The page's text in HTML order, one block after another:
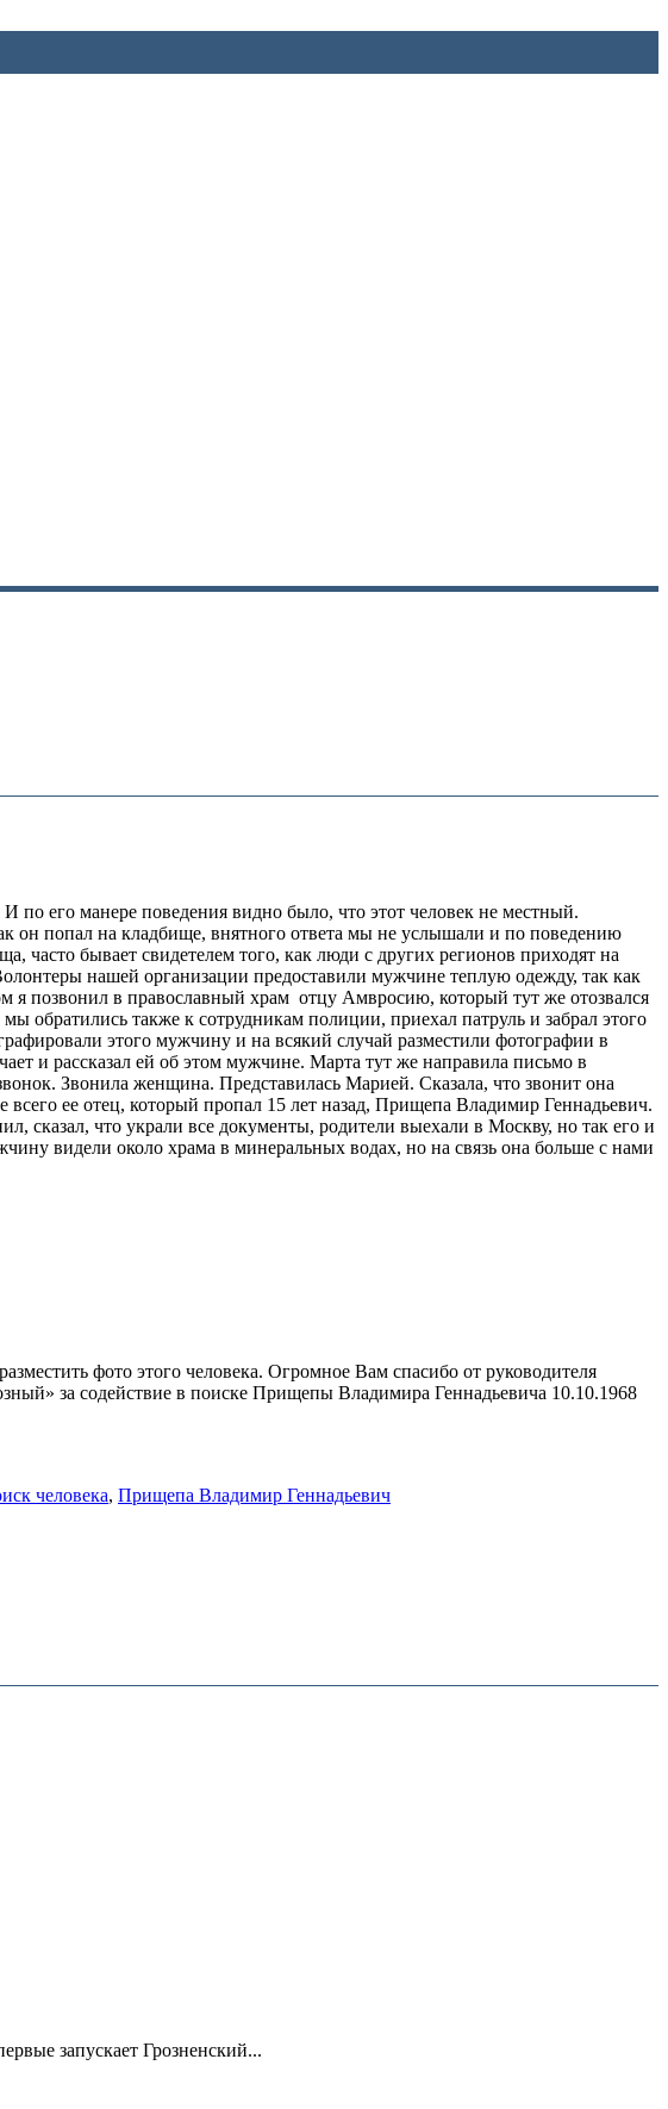
его манере поведения видно было, что этот человек не местный.
он попал на кладбище, внятного ответа мы не услышали и по поведению
часто бывает свидетелем того, как люди с других регионов приходят на
нашей организации предоставили мужчине теплую одежду, так как
я позвонил в православный храм отцу Амвросию, который тут же отозвался
также к сотрудникам полиции, приехал патруль и забрал этого
этого мужчину и на всякий случай разместили фотографии в
и рассказал ей об этом мужчине. Марта тут же направила письмо в
Звонила женщина. Представилась Марией. Сказала, что звонит она
ее отец, который пропал 15 лет назад, Прищепа Владимир Геннадьевич.
сказал, что украли все документы, родители выехали в Москву, но так его и
видели около храма в минеральных водах, но на связь она больше с нами
фото этого человека. Огромное Вам спасибо от руководителя
за содействие в поиске Прищепы Владимира Геннадьевича 10.10.1968
человека, Прищепа Владимир Геннадьевич
запускает Грозненский...